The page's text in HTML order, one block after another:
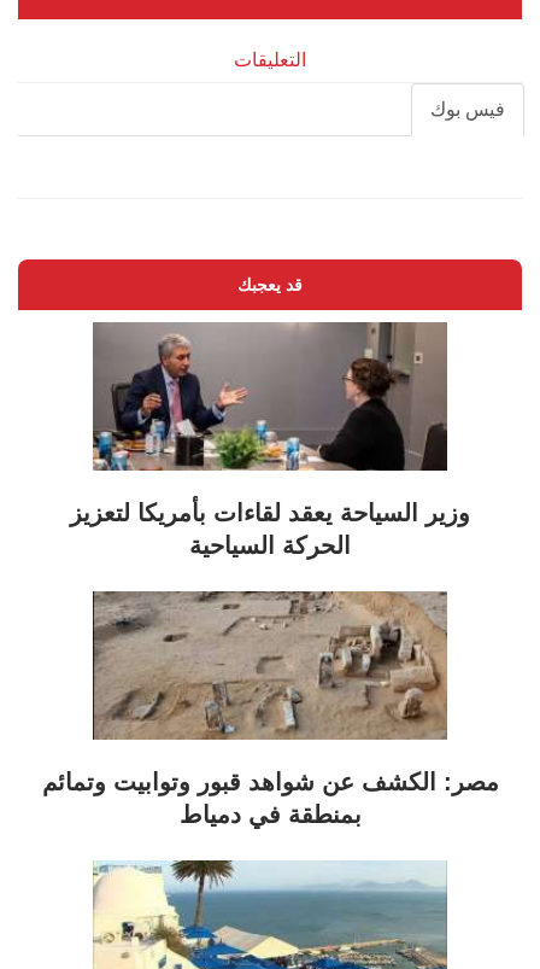
التعليقات
فيس بوك
قد يعجبك
وزير السياحة يعقد لقاءات بأمريكا لتعزيز
الحركة السياحية
مصر: الكشف عن شواهد قبور وتوابيت وتمائم
بمنطقة في دمياط